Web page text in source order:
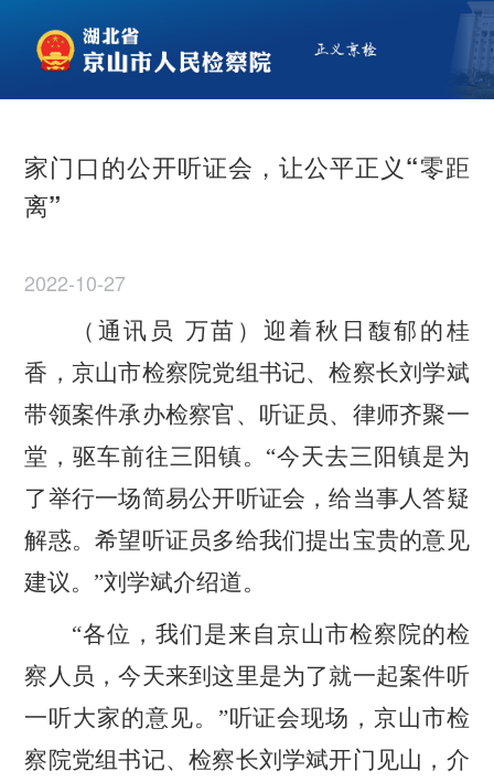
家门口的公开听证会，让公平正义“零距
离”
2022-10-27
（通讯员 万苗）迎着秋日馥郁的桂
香，京山市检察院党组书记、检察长刘学斌
带领案件承办检察官、听证员、律师齐聚一
堂，驱车前往三阳镇。 “今天去三阳镇是为
了举行一场简易公开听证会，给当事人答疑
解惑。希望听证员多给我们提出宝贵的意见
建议。”刘学斌介绍道。
“各位，我们是来自京山市检察院的检
察人员，今天来到这里是为了就一起案件听
一听大家的意见。”听证会现场，京山市检
察院党组书记、检察长刘学斌开门见山，介